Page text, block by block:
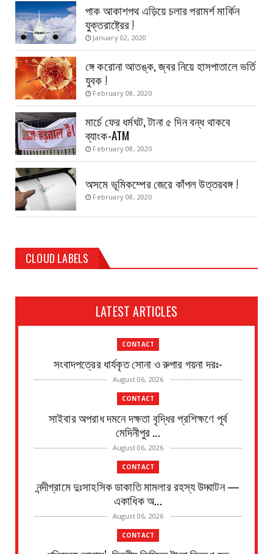
পাক আকাশপথ এড়িয়ে চলার পরামর্শ মার্কিন
যুক্তরাষ্ট্রের !
January 02, 2020
ঙ্গে করোনা আতঙ্ক, জ্বর নিয়ে হাসপাতালে ভর্তি
যুবক !
February 08, 2020
মার্চে ফের ধর্মঘট, টানা ৫ দিন বন্ধ থাকবে
ব্যাংক-ATM
February 08, 2020
অসমে ভূমিকম্পের জেরে কাঁপল উত্তরবঙ্গ !
February 08, 2020
CLOUD LABELS
LATEST ARTICLES
CONTACT
সংবাদপত্রের ধার্যকৃত সোনা ও রুপার গয়না দরঃ-
August 06, 2026
CONTACT
সাইবার অপরাধ দমনে দক্ষতা বৃদ্ধির প্রশিক্ষণে পূর্ব
মেদিনীপুর ...
August 06, 2026
CONTACT
নন্দীগ্রামে দুঃসাহসিক ডাকাতি মামলার রহস্য উদ্ঘাটন —
একাধিক অ...
August 06, 2026
CONTACT